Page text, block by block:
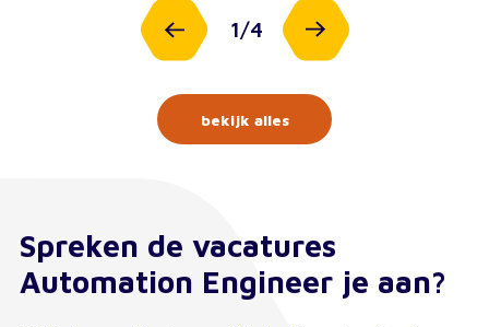
1/4
bekijk alles
Spreken de vacatures
Automation Engineer je aan?